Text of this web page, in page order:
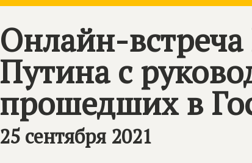
Онлайн-
Путина с
прошедших в
25 сентября 2021